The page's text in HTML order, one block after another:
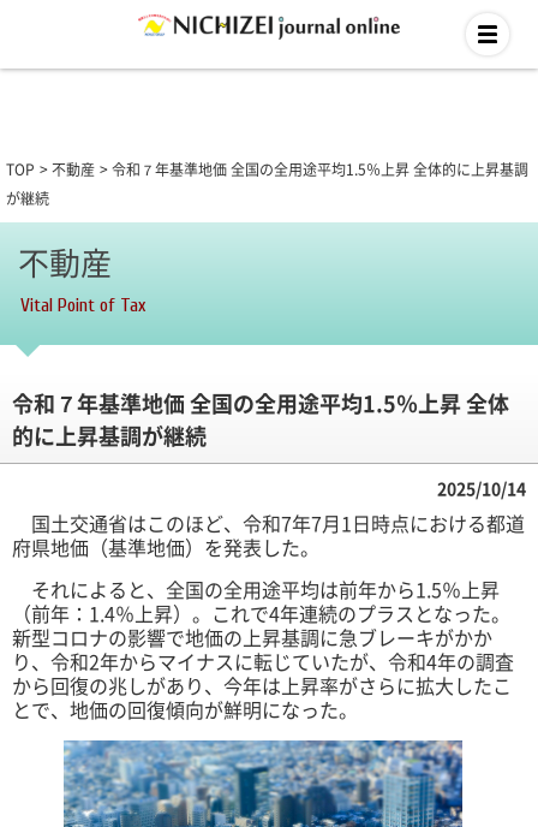
TOP 不動産
令和７年基準地価 全国の全用途平均1.5％上昇 全体的に上昇基調
が継続
不動産
Vital Point of Tax
令和７年基準地価 全国の全用途平均1.5％上昇 全体
的に上昇基調が継続
2025/10/14
国土交通省はこのほど、令和7年7月1日時点における都道
府県地価（基準地価）を発表した。
それによると、全国の全用途平均は前年から1.5％上昇
（前年：1.4％上昇）。これで4年連続のプラスとなった。
新型コロナの影響で地価の上昇基調に急ブレーキがかか
り、令和2年からマイナスに転じていたが、令和4年の調査
から回復の兆しがあり、今年は上昇率がさらに拡大したこ
とで、地価の回復傾向が鮮明になった。